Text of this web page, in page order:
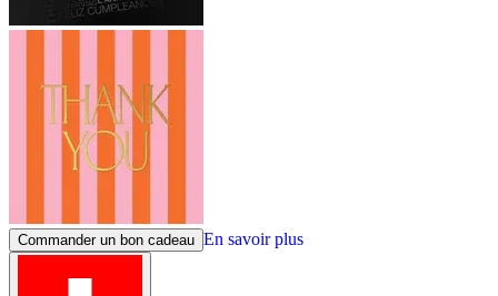
Commander un bon cadeau En savoir plus